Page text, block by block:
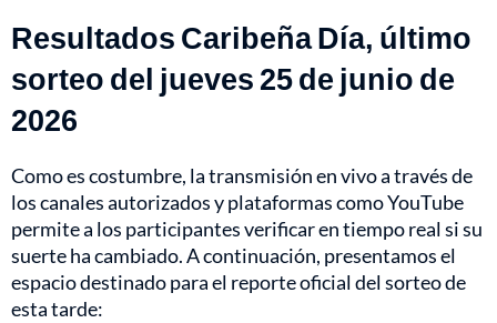
Resultados Caribeña Día, último
sorteo del jueves 25 de junio de
2026
Como es costumbre, la transmisión en vivo a través de
los canales autorizados y plataformas como YouTube
permite a los participantes verificar en tiempo real si su
suerte ha cambiado. A continuación, presentamos el
espacio destinado para el reporte oficial del sorteo de
esta tarde: